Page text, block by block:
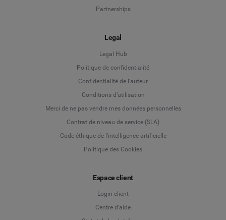
Partnerships
Legal
Legal Hub
Politique de confidentialité
Confidentialité de l’auteur
Conditions d’utilisation
Merci de ne pas vendre mes données personnelles
Contrat de niveau de service (SLA)
Code éthique de l'intelligence artificielle
Politique des Cookies
Espace client
Login client
Centre d’aide
Deutsch